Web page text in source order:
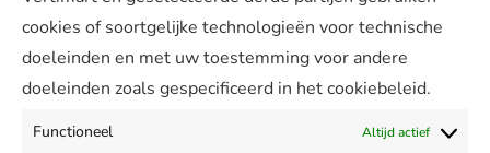
cookies of soortgelijke technologieën voor technische
doeleinden en met uw toestemming voor andere
doeleinden zoals gespecificeerd in het cookiebeleid.
Functioneel Altijd actief
Vertimart
Werken bij
Agenda
Support